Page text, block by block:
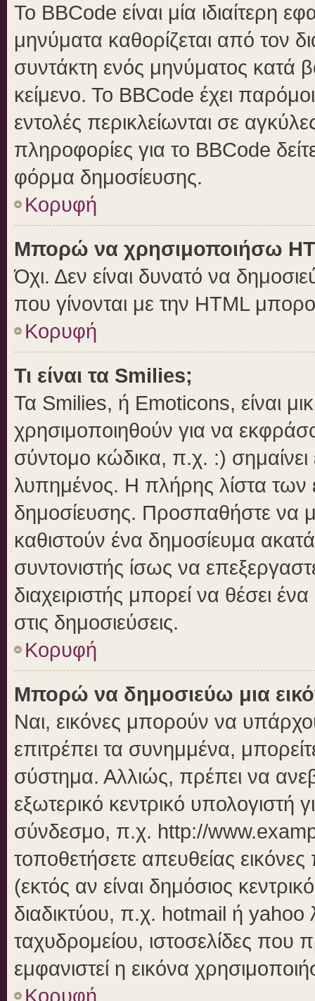
Το BBCode είναι μία ιδιαίτερη
μηνύματα καθορίζεται από τον
συντάκτη ενός μηνύματος κατά
κείμενο. Το BBCode έχει
εντολές περικλείωνται σε
πληροφορίες για το BBCode
φόρμα δημοσίευσης.
Κορυφή
Μπορώ να χρησιμοποιήσω
Όχι. Δεν είναι δυνατό να
που γίνονται με την HTML
Κορυφή
Τι είναι τα Smilies;
Τα Smilies, ή Emoticons, είναι
χρησιμοποιηθούν για να
σύντομο κώδικα, π.χ. :)
λυπημένος. Η πλήρης λίστα των
δημοσίευσης. Προσπαθήστε να
καθιστούν ένα δημοσίευμα
συντονιστής ίσως να
διαχειριστής μπορεί να θέσει
στις δημοσιεύσεις.
Κορυφή
Μπορώ να δημοσιεύω μια
Ναι, εικόνες μπορούν να
επιτρέπει τα συνημμένα,
σύστημα. Αλλιώς, πρέπει να
εξωτερικό κεντρικό υπολογιστή
σύνδεσμο, π.χ. http://
τοποθετήσετε απευθείας
(εκτός αν είναι δημόσιος
διαδικτύου, π.χ. hotmail ή yahoo
ταχυδρομείου, ιστοσελίδες που
εμφανιστεί η εικόνα
Κορυφή